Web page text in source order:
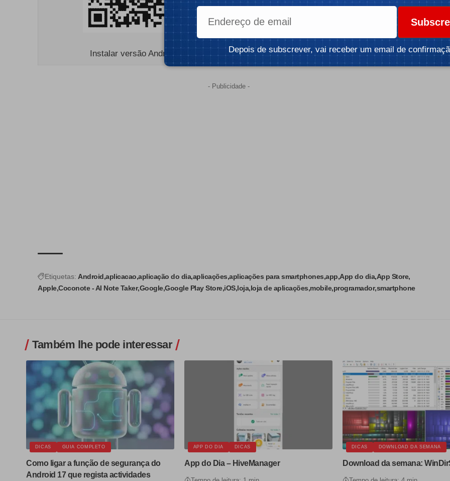
Instalar versão Android Instalar versão iOS
- Publicidade -
Etiquetas: Android aplicacao aplicação do dia aplicações aplicações para smartphones app App do dia App Store
Apple Coconote - AI Note Taker Google Google Play Store iOS loja loja de aplicações mobile programador smartphone
Também lhe pode interessar
DICAS GUIA COMPLETO
Como ligar a função de segurança do
Android 17 que regista actividades
APP DO DIA DICAS
App do Dia – HiveManager
DICAS DOWNLOAD DA SEMANA
Download da semana:
Depois de subscrever, vai receber um email de